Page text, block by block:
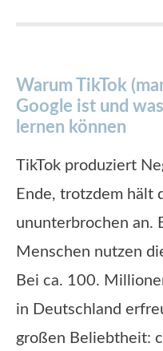
Warum TikTok
Google ist und
lernen können
TikTok produziert
Ende, trotzdem hält
ununterbrochen an.
Menschen nutzen
Bei ca. 100.
in Deutschland
großen Beliebtheit: